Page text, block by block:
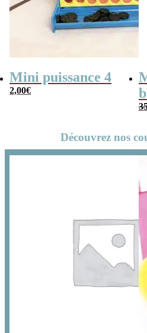
Mini puissance 4
2,00€
Découvrez nos